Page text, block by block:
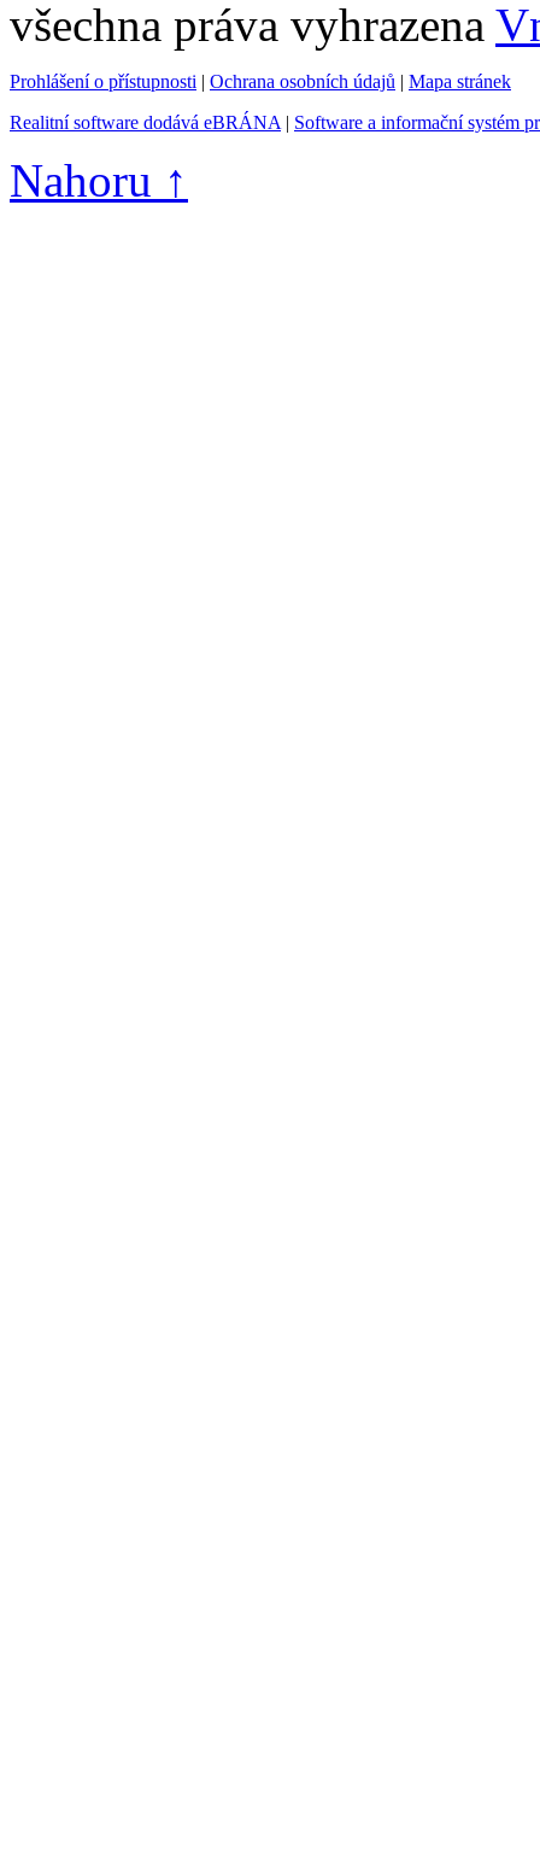
všechna práva vyhrazena
Prohlášení o přístupnosti | Ochrana osobních údajů | Mapa stránek
Realitní software dodává eBRÁNA | Software a informační systém
Nahoru ↑